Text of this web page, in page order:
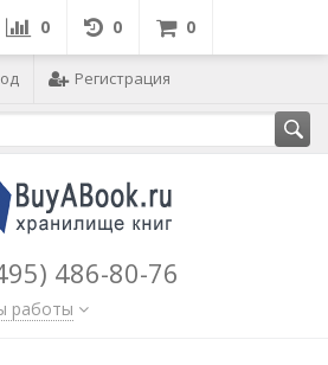
0 0 0
Регистрация
486-80-76
работы